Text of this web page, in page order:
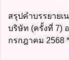
บุ
ใ
เ
ไ
ง.
สรุปคำบรรยาย
บริษัท (ครั้งที่ 7)
กรกฎาคม 2568